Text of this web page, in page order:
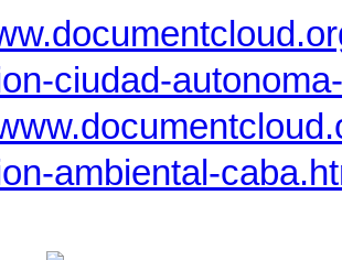
ciudad-
ambiental-